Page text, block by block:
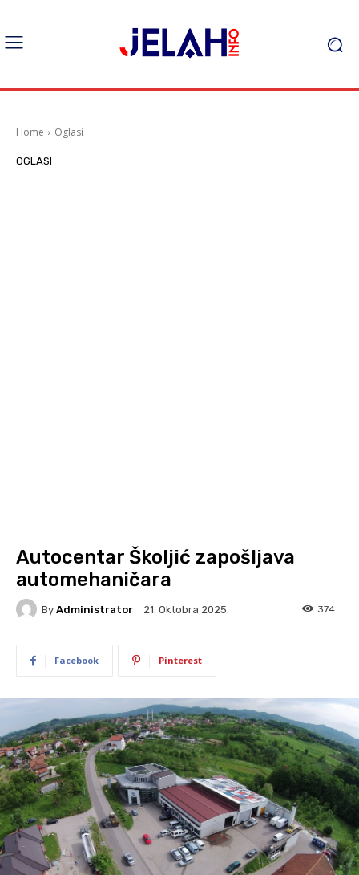
Home Oglasi
OGLASI
Autocentar Školjić zapošljava
automehaničara
By Administrator 21. Oktobra 2025. 374
Facebook Pinterest